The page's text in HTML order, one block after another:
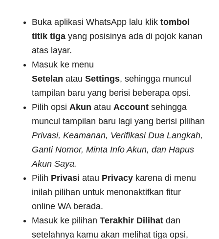
Buka aplikasi WhatsApp lalu kliktombol
titik tiga yang posisinya ada di pojok kanan
atas layar.
Masuk ke menu
Setelan atauSettings, sehingga muncul
tampilan baru yang berisi beberapa opsi.
Pilih opsiAkun atauAccount sehingga
muncul tampilan baru lagi yang berisi pilihan
Privasi, Keamanan, Verifikasi Dua Langkah,
Ganti Nomor, Minta Info Akun, dan Hapus
Akun Saya.
Pilih Privasiatau Privacy karena di menu
inilah pilihan untuk menonaktifkan fitur
online WA berada.
Masuk ke pilihanTerakhir Dilihatdan
setelahnya kamu akan melihat tiga opsi,